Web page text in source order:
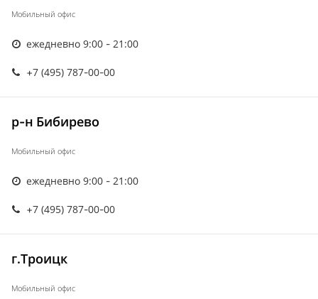
Мобильный офис
ежедневно 9:00 - 21:00
+7 (495) 787-00-00
р-н Бибирево
Мобильный офис
ежедневно 9:00 - 21:00
+7 (495) 787-00-00
г.Троицк
Мобильный офис